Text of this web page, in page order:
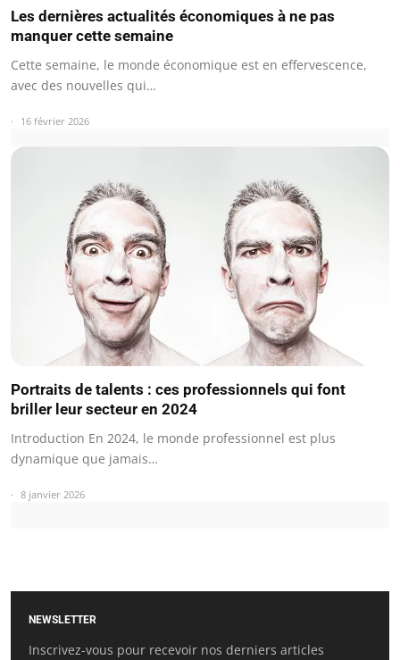
Les dernières actualités économiques à ne pas
manquer cette semaine
Cette semaine, le monde économique est en effervescence,
avec des nouvelles qui…
16 février 2026
Portraits de talents : ces professionnels qui font
briller leur secteur en 2024
Introduction En 2024, le monde professionnel est plus
dynamique que jamais…
8 janvier 2026
NEWSLETTER
Inscrivez-vous pour recevoir nos derniers articles